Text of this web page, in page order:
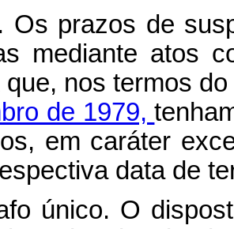
Os prazos de
mediante atos
que, nos termos
de 1979,
em caráter
data de
único. O